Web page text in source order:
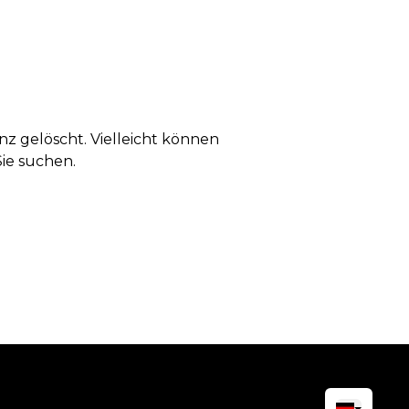
gelöscht. Vielleicht können
suchen.